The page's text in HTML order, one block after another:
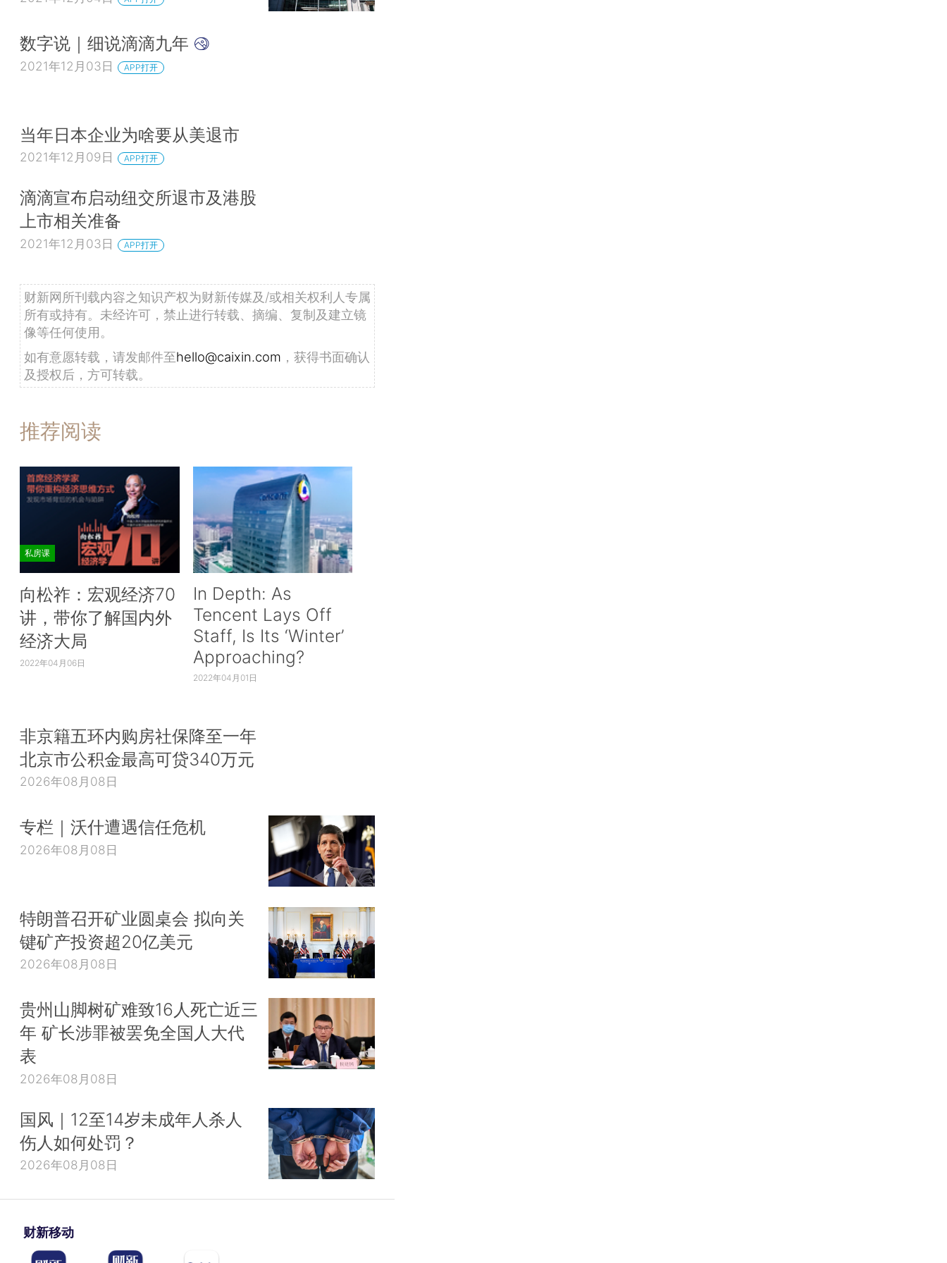
数字说｜细说滴滴九年
2021年12月03日 APP打开
当年日本企业为啥要从美退市
2021年12月09日 APP打开
滴滴宣布启动纽交所退市及港股
上市相关准备
2021年12月03日 APP打开
财新网所刊载内容之知识产权为财新传媒及/或相关权利人专属
所有或持有。未经许可，禁止进行转载、摘编、复制及建立镜
像等任何使用。
如有意愿转载，请发邮件至hello@caixin.com ，获得书面确认
及授权后，方可转载。
推荐阅读
私房课
向松祚：宏观经济70
讲，带你了解国内外
经济大局
2022年04月06日
In Depth: As
Tencent Lays Off
Staff, Is Its ‘Winter’
Approaching?
2022年04月01日
非京籍五环内购房社保降至一年
北京市公积金最高可贷340万元
2026年08月08日
专栏｜沃什遭遇信任危机
2026年08月08日
特朗普召开矿业圆桌会 拟向关
键矿产投资超20亿美元
2026年08月08日
贵州山脚树矿难致16人死亡近三
年 矿长涉罪被罢免全国人大代
表
2026年08月08日
国风｜12至14岁未成年人杀人
伤人如何处罚？
2026年08月08日
财新移动